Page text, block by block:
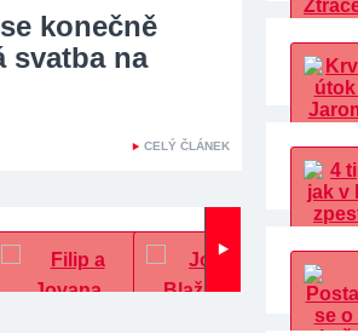
konečně
svatba na
CELÝ ČLÁNEK